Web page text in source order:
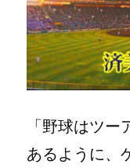
「野球はツ
あるように、